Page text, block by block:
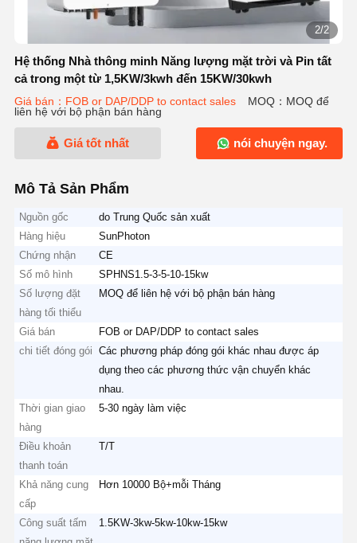
2/2
Hệ thống Nhà thông minh Năng lượng mặt trời và Pin tất
cả trong một từ 1,5KW/3kwh đến 15KW/30kwh
Giá bán：FOB or DAP/DDP to contact sales
MOQ：MOQ để
liên hệ với bộ phận bán hàng
Giá tốt nhất nói chuyện ngay.
Mô Tả Sản Phẩm
Nguồn gốc
do Trung Quốc sản xuất
Hàng hiệu
SunPhoton
Chứng nhận
CE
Số mô hình
SPHNS1.5-3-5-10-15kw
Số lượng đặt
hàng tối thiểu
MOQ để liên hệ với bộ phận bán hàng
Giá bán
FOB or DAP/DDP to contact sales
chi tiết đóng gói
Các phương pháp đóng gói khác nhau được áp
dụng theo các phương thức vận chuyển khác
nhau.
Thời gian giao
hàng
5-30 ngày làm việc
Điều khoản
thanh toán
T/T
Khả năng cung
cấp
Hơn 10000 Bộ+mỗi Tháng
Công suất tấm
1.5KW-3kw-5kw-10kw-15kw